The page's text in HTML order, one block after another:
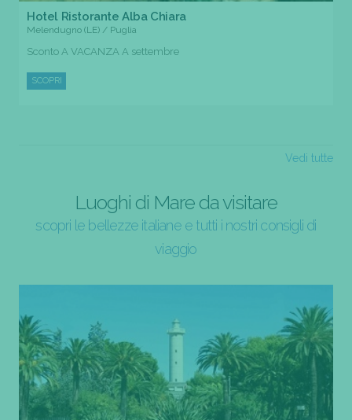
Hotel Ristorante Alba Chiara
Melendugno (LE) / Puglia
Sconto A VACANZA A settembre
SCOPRI
Vedi tutte
Luoghi di Mare da visitare
scopri le bellezze italiane e tutti i nostri consigli di
viaggio